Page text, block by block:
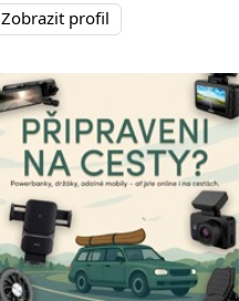
Zobrazit profil